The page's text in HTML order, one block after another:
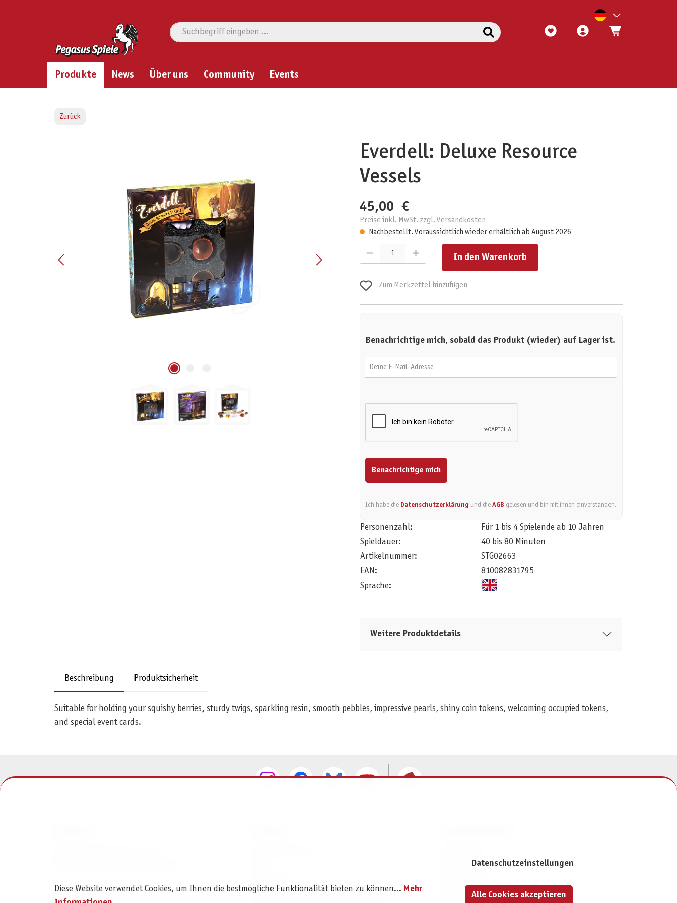
Produkte News Über uns Community Events
Zurück
Everdell: Deluxe Resource
Vessels
45,00 €
Preise inkl. MwSt. zzgl. Versandkosten
Nachbestellt. Voraussichtlich wieder erhältlich ab August 2026
Produkt Anzahl: Gib den gewünschten Wert ein oder benutze die Schaltflächen um die Anzahl zu erhöhen oder zu reduzieren.
In den Warenkorb
Zum Merkzettel hinzufügen
Benachrichtige mich, sobald das Produkt (wieder) auf Lager ist.
Benachrichtige mich
Ich habe die Datenschutzerklärung und dieAGB gelesen und bin mit ihnen einverstanden.
Personenzahl:
Für 1 bis 4 Spielende ab 10 Jahren
Spieldauer:
40 bis 80 Minuten
Artikelnummer:
STG02663
EAN:
810082831795
Sprache:
Weitere Produktdetails
Beschreibung Produktsicherheit
Suitable for holding your squishy berries, sturdy twigs, sparkling resin, smooth pebbles, impressive pearls, shiny coin tokens, welcoming occupied tokens,
and special event cards.
Am Straßbach 3
Versand- und Zahlungsbedingungen
Kontakt
Privatsphäre-Einstellungen
Diese Website verwendet Cookies, um Ihnen die bestmögliche Funktionalität bieten zu können... Mehr
Datenschutzeinstellungen
Alle Cookies akzeptieren